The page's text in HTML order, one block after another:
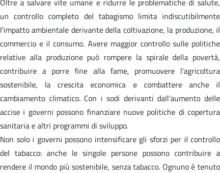
un controllo completo del tabagismo limita indiscutibilmente
l'impatto ambientale derivante della coltivazione, la produzione, il
commercio e il consumo. Avere maggior controllo sulle politiche
relative alla produzione può rompere la spirale della povertà,
contribuire a porre fine alla fame, promuovere l'agricoltura
sostenibile, la crescita economica e combattere anche il
cambiamento climatico. Con i sodi derivanti dall’aumento delle
accise i governi possono finanziare nuove politiche di copertura
sanitaria e altri programmi di sviluppo.
Non solo i governi possono intensificare gli sforzi per il controllo
del tabacco: anche le singole persone possono contribuire a
rendere il mondo più sostenibile, senza tabacco. Ognuno è tenuto